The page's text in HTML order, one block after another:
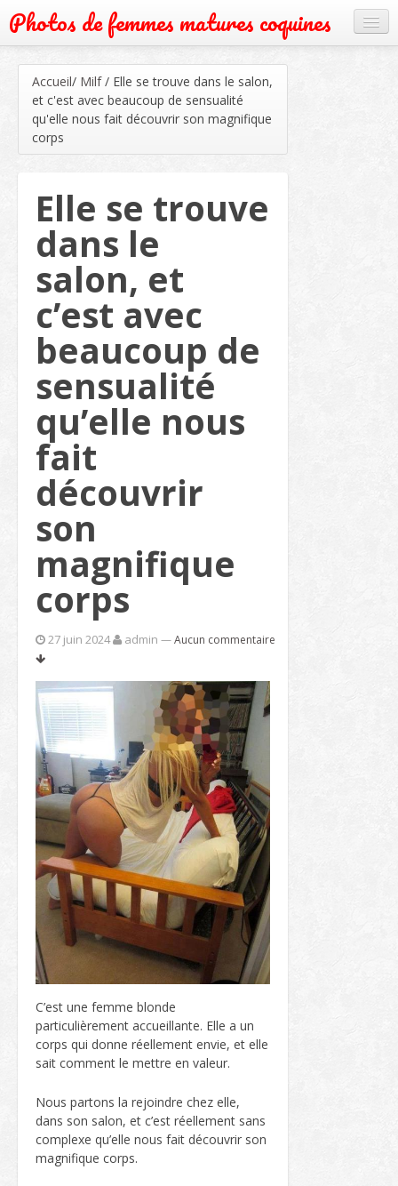
Photos de femmes matures coquines
Grand mère
Mature
Rencontre
Webcam
Accueil/ Milf / Elle se trouve dans le salon,
et c'est avec beaucoup de sensualité
qu'elle nous fait découvrir son magnifique
corps
Elle se trouve
dans le
salon, et
c’est avec
beaucoup de
sensualité
qu’elle nous
fait
découvrir
son
magnifique
corps
27 juin 2024 admin —Aucun commentaire
C’est une femme blonde
particulièrement accueillante. Elle a un
corps qui donne réellement envie, et elle
sait comment le mettre en valeur.
Nous partons la rejoindre chez elle,
dans son salon, et c’est réellement sans
complexe qu’elle nous fait découvrir son
magnifique corps.